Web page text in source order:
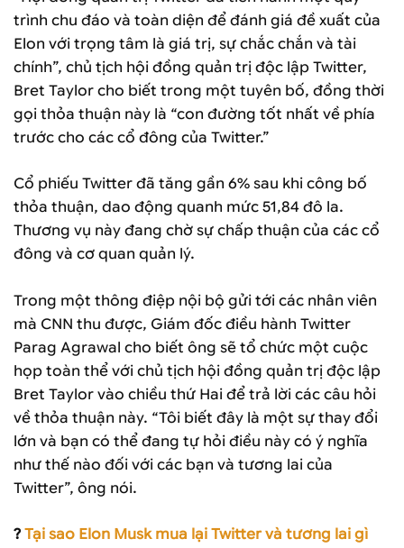
trình chu đáo và toàn diện để đánh giá đề xuất của
Elon với trọng tâm là giá trị, sự chắc chắn và tài
chính”, chủ tịch hội đồng quản trị độc lập Twitter,
Bret Taylor cho biết trong một tuyên bố, đồng thời
gọi thỏa thuận này là “con đường tốt nhất về phía
trước cho các cổ đông của Twitter.”
Cổ phiếu Twitter đã tăng gần 6% sau khi công bố
thỏa thuận, dao động quanh mức 51,84 đô la.
Thương vụ này đang chờ sự chấp thuận của các cổ
đông và cơ quan quản lý.
Trong một thông điệp nội bộ gửi tới các nhân viên
mà CNN thu được, Giám đốc điều hành Twitter
Parag Agrawal cho biết ông sẽ tổ chức một cuộc
họp toàn thể với chủ tịch hội đồng quản trị độc lập
Bret Taylor vào chiều thứ Hai để trả lời các câu hỏi
về thỏa thuận này. “Tôi biết đây là một sự thay đổi
lớn và bạn có thể đang tự hỏi điều này có ý nghĩa
như thế nào đối với các bạn và tương lai của
Twitter”, ông nói.
? Tại sao Elon Musk mua lại Twitter và tương lai gì